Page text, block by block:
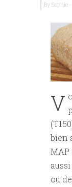
By Sophie -
V
bien
MAP
ou